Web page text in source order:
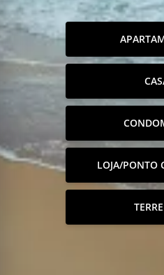
LOJA/PONTO